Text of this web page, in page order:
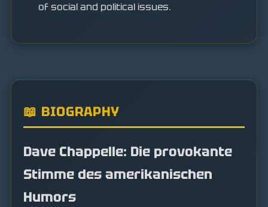
of social and political issues.
📖 BIOGRAPHY
Dave Chappelle: Die provokante
Stimme des amerikanischen
Humors